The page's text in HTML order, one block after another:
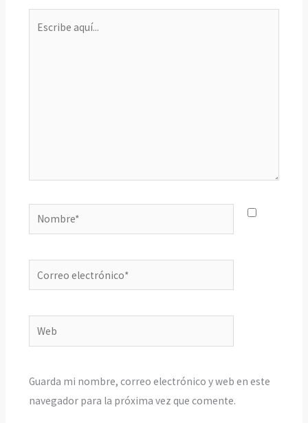
Nombre*
Correo
electrónico*
Web
Guarda mi nombre, correo electrónico y web en este
navegador para la próxima vez que comente.